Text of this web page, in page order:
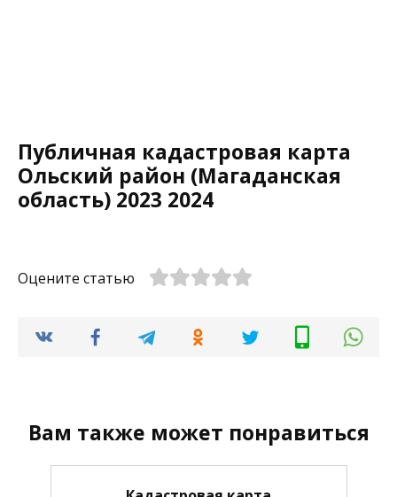
Публичная кадастровая карта
Ольский район (Магаданская
область) 2023 2024
Оцените статью
Вам также может понравиться